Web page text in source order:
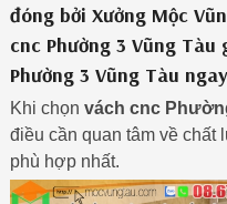
đóng bởi Xưởng Mộc
cnc Phường 3 Vũng
Phường 3 Vũng Tàu
Khi chọn vách cnc
điều cần quan tâm về chất
phù hợp nhất.